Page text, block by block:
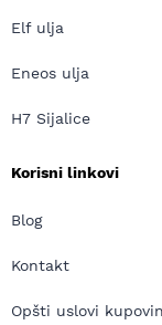
Elf ulja
Eneos ulja
H7 Sijalice
Korisni linkovi
Blog
Kontakt
Opšti uslovi